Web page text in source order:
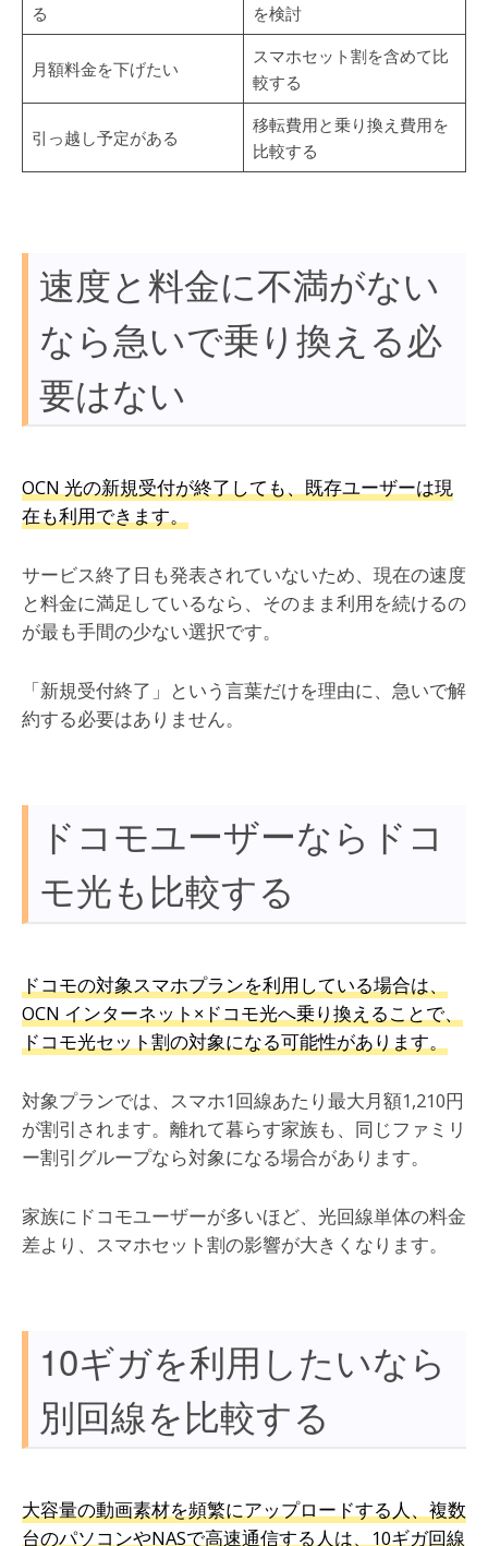
る
を検討
月額料金を下げたい
スマホセット割を含めて比
較する
引っ越し予定がある
移転費用と乗り換え費用を
比較する
速度と料金に不満がない
なら急いで乗り換える必
要はない
OCN 光の新規受付が終了しても、既存ユーザーは現
在も利用できます。
サービス終了日も発表されていないため、現在の速度
と料金に満足しているなら、そのまま利用を続けるの
が最も手間の少ない選択です。
「新規受付終了」という言葉だけを理由に、急いで解
約する必要はありません。
ドコモユーザーならドコ
モ光も比較する
ドコモの対象スマホプランを利用している場合は、
OCN インターネット×ドコモ光へ乗り換えることで、
ドコモ光セット割の対象になる可能性があります。
対象プランでは、スマホ1回線あたり最大月額1,210円
が割引されます。離れて暮らす家族も、同じファミリ
ー割引グループなら対象になる場合があります。
家族にドコモユーザーが多いほど、光回線単体の料金
差より、スマホセット割の影響が大きくなります。
10ギガを利用したいなら
別回線を比較する
大容量の動画素材を頻繁にアップロードする人、複数
台のパソコンやNASで高速通信する人は、10ギガ回線